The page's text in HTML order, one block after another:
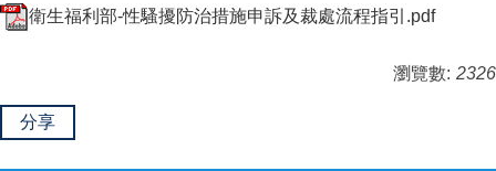
衛生福利部-性騷擾防治措施申訴及裁處流程指引.pdf
瀏覽數: 2326
分享